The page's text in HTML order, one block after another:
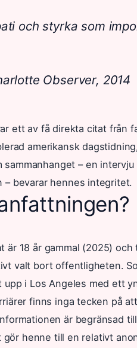
och styrka som
Observer, 2014
ett av få direkta citat från
amerikansk
– en
bevarar hennes integritet.
är 18 år gammal (2025)
valt bort offentligheten.
upp i Los Angeles med ett
finns inga tecken på
är begränsad
henne till en relativt